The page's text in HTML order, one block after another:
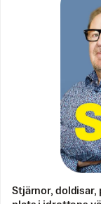
Stjärnor, doldisar,